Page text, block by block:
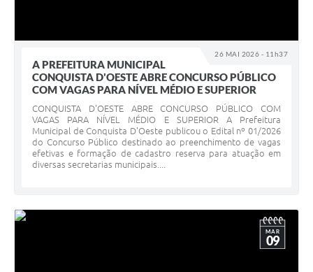
26 MAI 2026 - 11h37
A PREFEITURA MUNICIPAL
CONQUISTA D'OESTE ABRE CONCURSO PÚBLICO
COM VAGAS PARA NÍVEL MÉDIO E SUPERIOR
CONQUISTA D'OESTE ABRE CONCURSO PÚBLICO COM
VAGAS PARA NÍVEL MÉDIO E SUPERIOR A Prefeitura
Municipal de Conquista D'Oeste publicou o Edital nº 01/2026
do Concurso Público destinado ao preenchimento de vagas
efetivas e formação de cadastro reserva para atuação em
diversas secretarias municipais....
MAR
09